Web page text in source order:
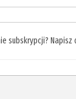
subskrypcji?